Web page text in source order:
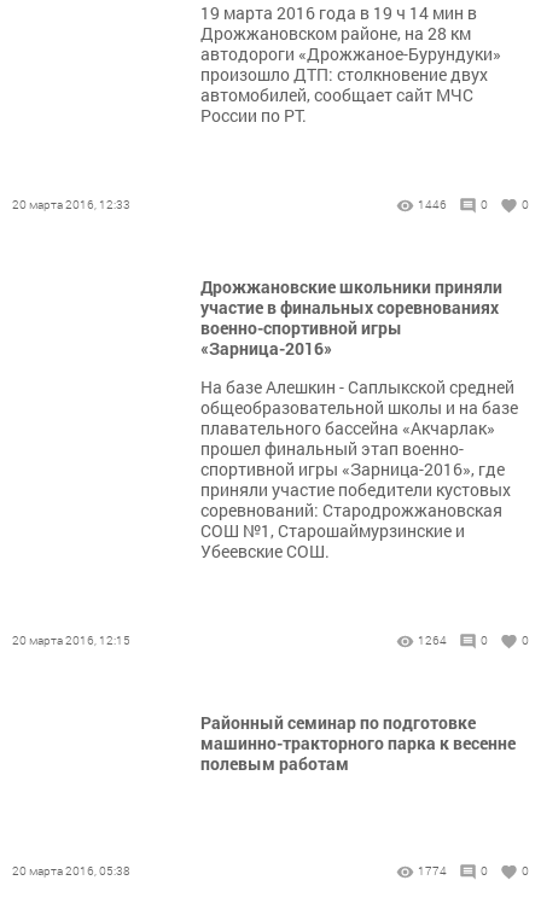
19 марта 2016 года в 19 ч 14 мин в
Дрожжановском районе, на 28 км
автодороги «Дрожжаное-Бурундуки»
произошло ДТП: столкновение двух
автомобилей, сообщает сайт МЧС
России по РТ.
20 марта 2016, 12:33 1446 0 0
Дрожжановские школьники приняли
участие в финальных соревнованиях
военно-спортивной игры
«Зарница-2016»
На базе Алешкин - Саплыкской средней
общеобразовательной школы и на базе
плавательного бассейна «Акчарлак»
прошел финальный этап военно-
спортивной игры «Зарница-2016», где
приняли участие победители кустовых
соревнований: Стародрожжановская
СОШ №1, Старошаймурзинские и
Убеевские СОШ.
20 марта 2016, 12:15 1264 0 0
Районный семинар по подготовке
машинно-тракторного парка к весенне
полевым работам
20 марта 2016, 05:38 1774 0 0